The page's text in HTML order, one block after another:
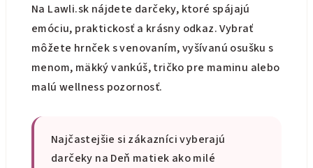
Na Lawli.sk nájdete darčeky, ktoré spájajú
emóciu, praktickosť a krásny odkaz. Vybrať
môžete hrnček s venovaním, vyšívanú osušku s
menom, mäkký vankúš, tričko pre maminu alebo
malú wellness pozornosť.
Najčastejšie si zákazníci vyberajú
darčeky na Deň matiek ako milé